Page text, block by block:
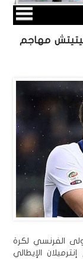
مهاجم
الفرنسي لكرة
الإيطالي